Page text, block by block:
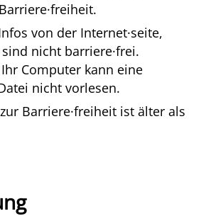
von der Internet·seite,
nicht barriere·frei.
Computer kann eine
nicht vorlesen.
Barriere·freiheit ist älter als